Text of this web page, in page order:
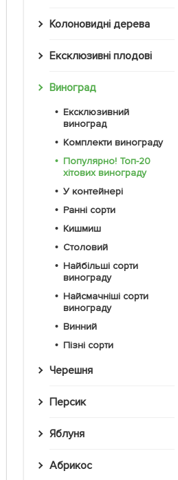
Колоновидні дерева
Ексклюзивні плодові
Виноград
Ексклюзивний
виноград
Комплекти винограду
Популярно! Топ-20
хітових винограду
У контейнері
Ранні сорти
Кишмиш
Столовий
Найбільші сорти
винограду
Найсмачніші сорти
винограду
Винний
Пізні сорти
Черешня
Персик
Яблуня
Абрикос